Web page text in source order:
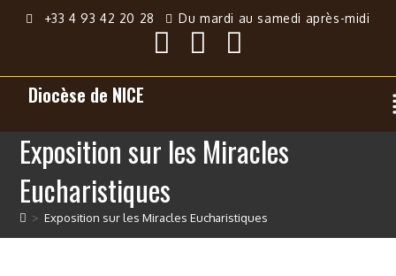
+33 4 93 42 20 28 Du mardi au samedi après-midi
Diocèse de NICE
Exposition sur les Miracles
Eucharistiques
> Exposition sur les Miracles Eucharistiques